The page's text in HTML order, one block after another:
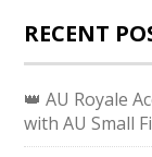
RECENT
👑 AU Royale
with AU Small